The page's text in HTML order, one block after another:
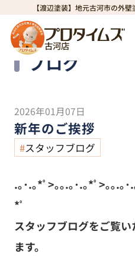
【渡辺塗装】地元古河市の外
古河店
HOME>ブログ>新年のご
ブログ
Blog
2026年01月07日
新年のご挨拶
スタッフブログ
.｡･.｡*ﾟ>｡｡.｡･.｡*ﾟ>｡｡.｡
*ﾟ
スタッフブログをご覧
ます。